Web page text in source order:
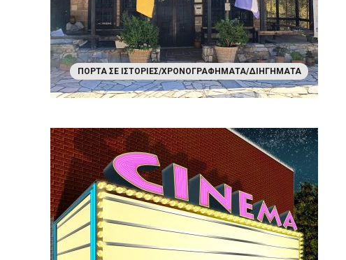
ΠΌΡΤΑ ΣΕ ΙΣΤΟΡΊΕΣ/ΧΡΟΝΟΓΡΑΦΉΜΑΤΑ/ΔΙΗΓΉΜΑΤΑ